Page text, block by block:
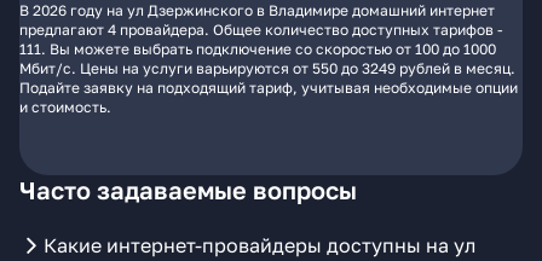
В 2026 году на ул Дзержинского в Владимире домашний интернет
предлагают 4 провайдера. Общее количество доступных тарифов -
111. Вы можете выбрать подключение со скоростью от 100 до 1000
Мбит/с. Цены на услуги варьируются от 550 до 3249 рублей в месяц.
Подайте заявку на подходящий тариф, учитывая необходимые опции
и стоимость.
Часто задаваемые вопросы
Какие интернет-провайдеры доступны на ул